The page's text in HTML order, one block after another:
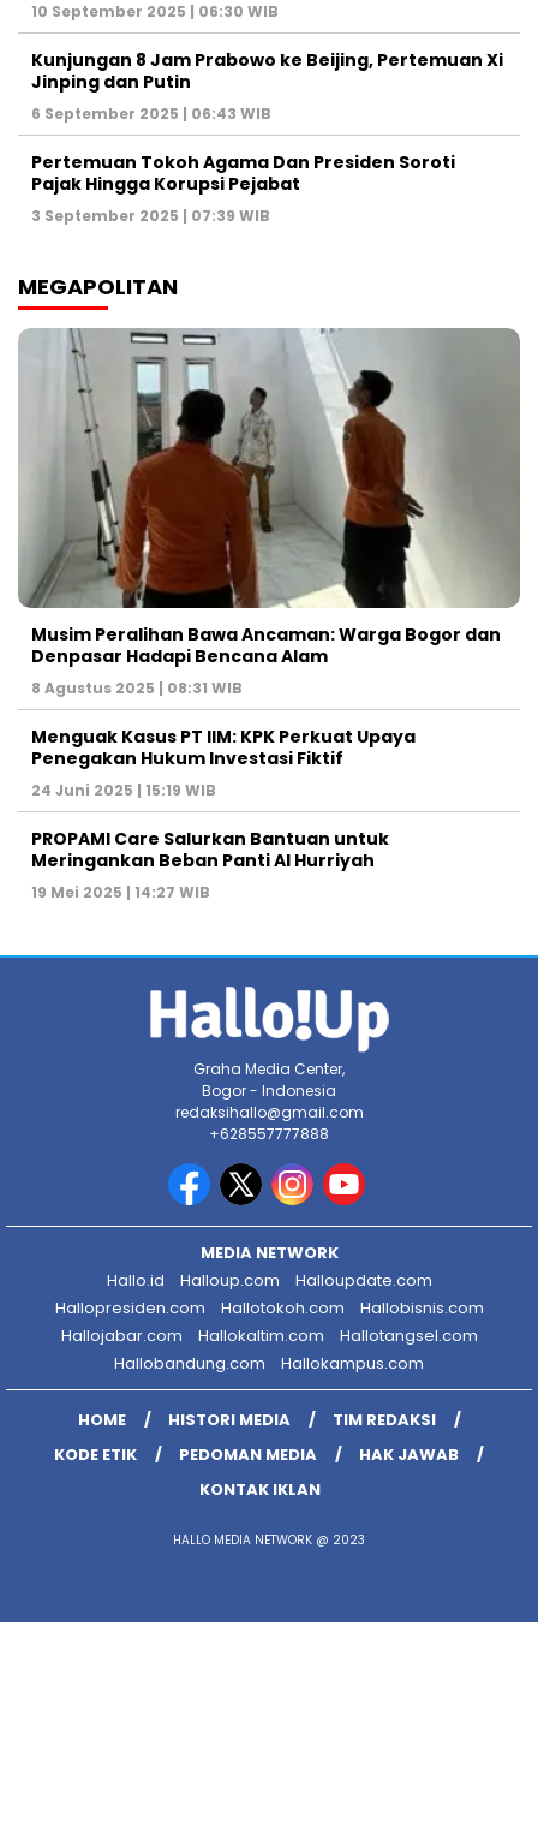
10 September 2025 | 06:30 WIB
Kunjungan 8 Jam Prabowo ke Beijing, Pertemuan Xi
Jinping dan Putin
6 September 2025 | 06:43 WIB
Pertemuan Tokoh Agama Dan Presiden Soroti
Pajak Hingga Korupsi Pejabat
3 September 2025 | 07:39 WIB
MEGAPOLITAN
Musim Peralihan Bawa Ancaman: Warga Bogor dan
Denpasar Hadapi Bencana Alam
8 Agustus 2025 | 08:31 WIB
Menguak Kasus PT IIM: KPK Perkuat Upaya
Penegakan Hukum Investasi Fiktif
24 Juni 2025 | 15:19 WIB
PROPAMI Care Salurkan Bantuan untuk
Meringankan Beban Panti Al Hurriyah
19 Mei 2025 | 14:27 WIB
Graha Media Center,
Bogor - Indonesia
redaksihallo@gmail.com
+628557777888
MEDIA NETWORK
Hallo.id
Halloup.com
Halloupdate.com
Hallopresiden.com
Hallotokoh.com
Hallobisnis.com
Hallojabar.com
Hallokaltim.com
Hallotangsel.com
Hallobandung.com
Hallokampus.com
HOME HISTORI MEDIA
TIM REDAKSI
KODE ETIK
PEDOMAN MEDIA
HAK JAWAB
KONTAK IKLAN
HALLO MEDIA NETWORK @ 2023